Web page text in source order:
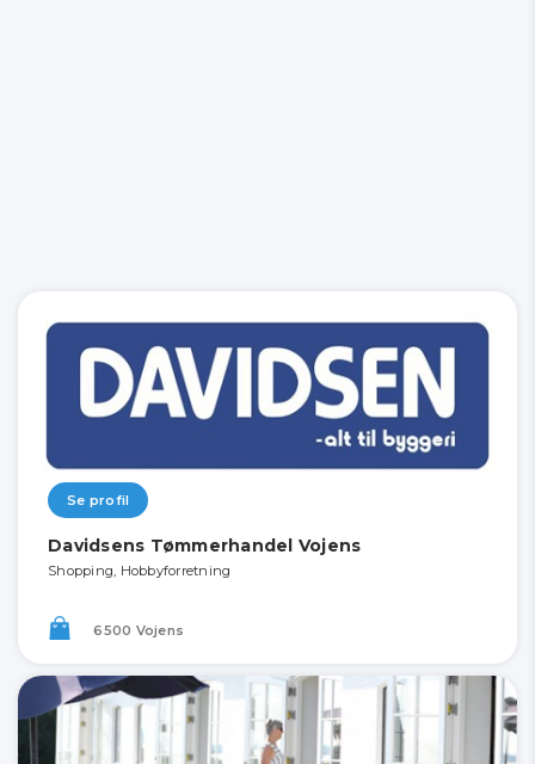
Se profil
Davidsens Tømmerhandel Vojens
Shopping, Hobbyforretning
6500 Vojens